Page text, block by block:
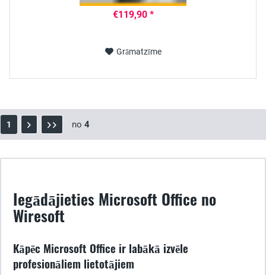
€119,90 *
Grāmatzīme
1 no 4
Iegādājieties Microsoft Office no
Wiresoft
Kāpēc Microsoft Office ir labākā izvēle
profesionāliem lietotājiem